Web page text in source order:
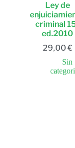
Ley de
criminal
ed.2010
29,00 €
Sin